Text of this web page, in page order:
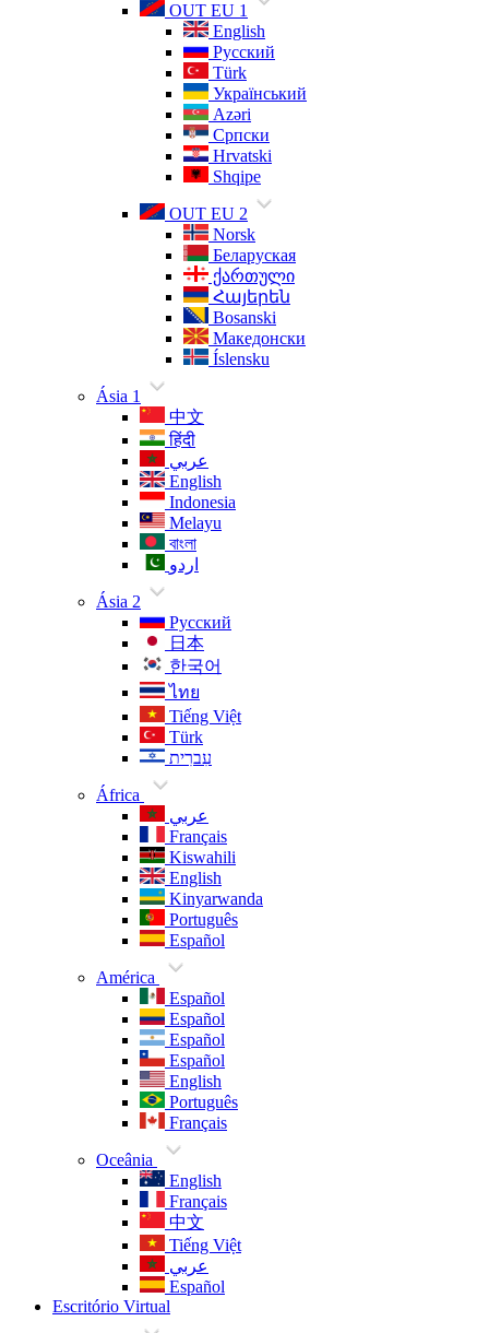
OUT EU 1
English
Русский
Türk
Український
Azəri
Српски
Hrvatski
Shqipe
OUT EU 2
Norsk
Беларуская
ქართული
Հայերեն
Bosanski
Македонски
Íslensku
Ásia 1
中文
हिंदी
عربي
English
Indonesia
Melayu
বাংলা
اردو
Ásia 2
Русский
日本
한국어
ไทย
Tiếng Việt
Türk
עִברִית
África
عربي
Français
Kiswahili
English
Kinyarwanda
Português
Español
América
Español
Español
Español
Español
English
Português
Français
Oceânia
English
Français
中文
Tiếng Việt
عربي
Español
Escritório Virtual